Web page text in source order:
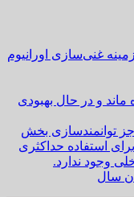
غنی‌سازی اورانیوم
ماند و در حال بهبودی
جز توانمندسازی بخش
استفاده حداکثری
وجود ندارد.